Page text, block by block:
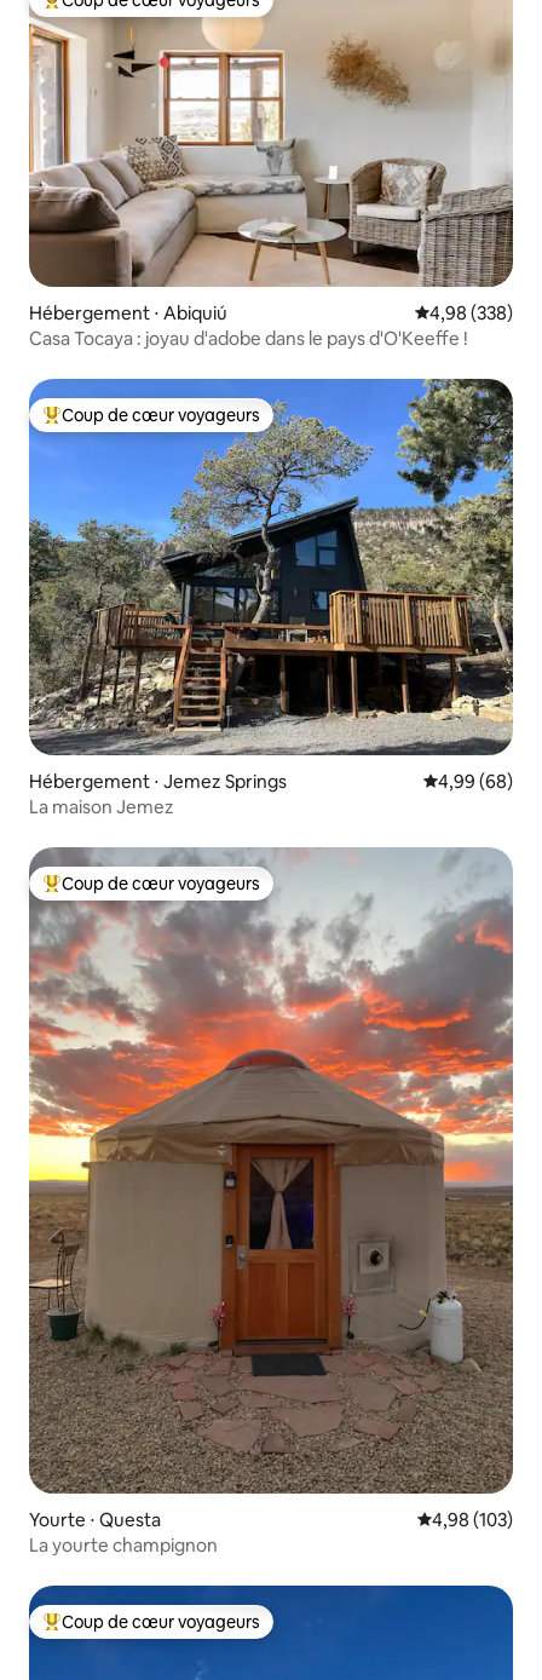
Coups de cœur voyageurs les plus appréciés
Hébergement ⋅ Abiquiú Évaluation
4,98 (338)
Casa Tocaya : joyau d'adobe dans le pays d'O'Keeffe !
Coups de cœur voyageurs les plus appréciés
Coup de cœur voyageurs
Hébergement ⋅ Jemez Springs Évaluation
4,99 (68)
La maison Jemez
Coups de cœur voyageurs les plus appréciés
Coup de cœur voyageurs
Yourte ⋅ Questa Évaluation
4,98 (103)
La yourte champignon
Coups de cœur voyageurs les plus appréciés
Coup de cœur voyageurs